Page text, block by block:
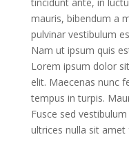
mauris, bibendum a
pulvinar vestibulum
Nam ut ipsum quis
Lorem ipsum dolor
elit. Maecenas nunc
tempus in turpis.
Fusce sed
ultrices nulla sit